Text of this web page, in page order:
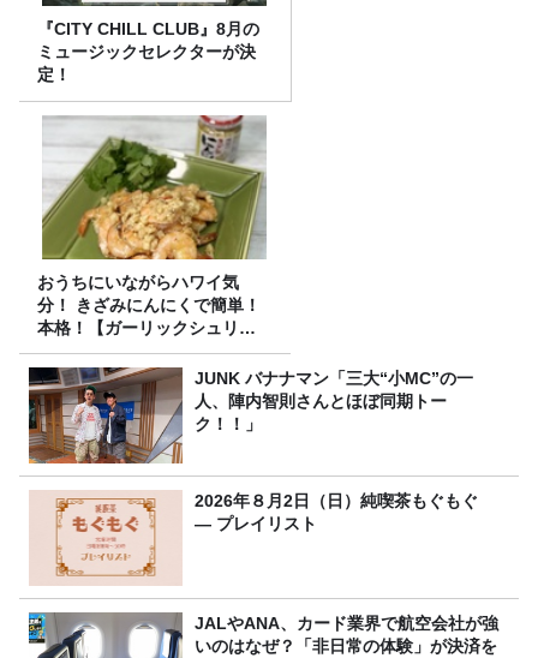
『CITY CHILL CLUB』8月の
ミュージックセレクターが決
定！
おうちにいながらハワイ気
分！ きざみにんにくで簡単！
本格！【ガーリックシュリン
プ】 桃屋のかんたんレシピ
JUNK バナナマン「三大“小MC”の一
人、陣内智則さんとほぼ同期トー
ク！！」
2026年８月2日（日）純喫茶もぐもぐ
― プレイリスト
JALやANA、カード業界で航空会社が強
いのはなぜ？「非日常の体験」が決済を